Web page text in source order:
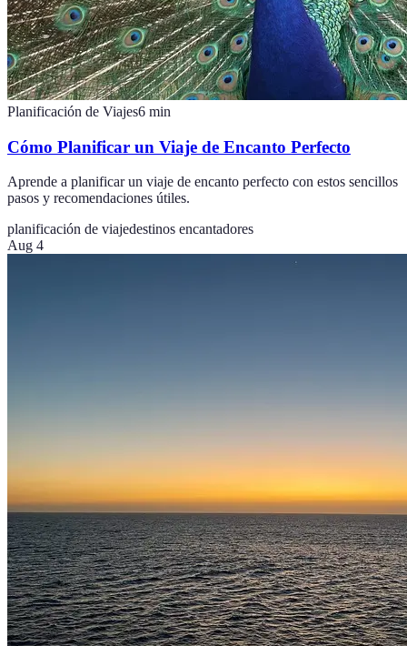
Planificación de Viajes6 min
Cómo Planificar un Viaje de Encanto Perfecto
Aprende a planificar un viaje de encanto perfecto con estos sencillos
pasos y recomendaciones útiles.
planificación de viajedestinos encantadores
Aug 4